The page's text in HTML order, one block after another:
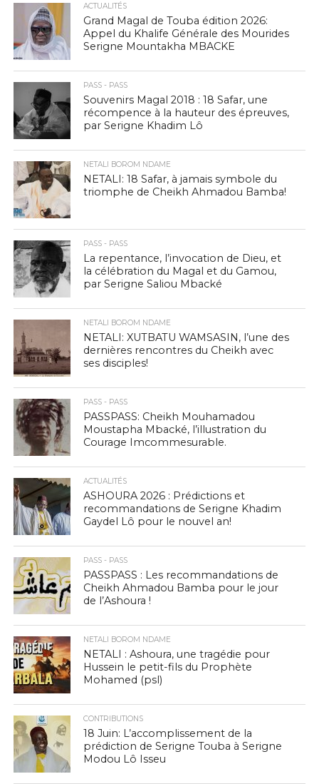
ACTUALITÉS
Grand Magal de Touba édition 2026:
Appel du Khalife Générale des Mourides
Serigne Mountakha MBACKE
PASS - PASS
Souvenirs Magal 2018 : 18 Safar, une
récompence à la hauteur des épreuves,
par Serigne Khadim Lô
NETALI BOROM NDAME
NETALI: 18 Safar, à jamais symbole du
triomphe de Cheikh Ahmadou Bamba!
PASS - PASS
La repentance, l’invocation de Dieu, et
la célébration du Magal et du Gamou,
par Serigne Saliou Mbacké
NETALI BOROM NDAME
NETALI: XUTBATU WAMSASIN, l’une des
dernières rencontres du Cheikh avec
ses disciples!
PASS - PASS
PASSPASS: Cheikh Mouhamadou
Moustapha Mbacké, l’illustration du
Courage Imcommesurable.
ACTUALITÉS
ASHOURA 2026 : Prédictions et
recommandations de Serigne Khadim
Gaydel Lô pour le nouvel an!
PASS - PASS
PASSPASS : Les recommandations de
Cheikh Ahmadou Bamba pour le jour
de l’Ashoura !
NETALI BOROM NDAME
NETALI : Ashoura, une tragédie pour
Hussein le petit-fils du Prophète
Mohamed (psl)
CONTRIBUTIONS
18 Juin: L’accomplissement de la
prédiction de Serigne Touba à Serigne
Modou Lô Isseu